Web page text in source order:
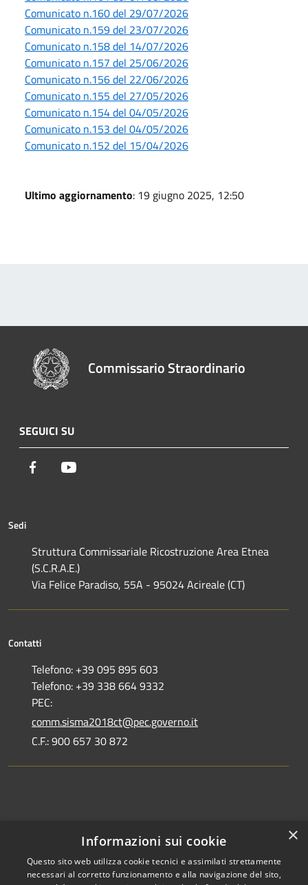
Comunicato n.160 del 29/07/2026
Comunicato n.159 del 23/07/2026
Comunicato n.158 del 14/07/2026
Comunicato n.157 del 25/06/2026
Comunicato n.156 del 22/06/2026
Comunicato n.155 del 27/05/2026
Comunicato n.154 del 04/05/2026
Comunicato n.153 del 04/05/2026
Comunicato n.152 del 15/04/2026
Ultimo aggiornamento: 19 giugno 2025, 12:50
Commissario Straordinario
SEGUICI SU
Facebook
Sedi
Struttura Commissariale Ricostruzione Area Etnea
(S.C.R.A.E.)
Via Felice Paradiso, 55A - 95024 Acireale (CT)
Contatti
Telefono: +39 095 895 603
Telefono: +39 338 664 9332
PEC:
comm.sisma2018ct@pec.governo.it
C.F.: 900 657 30 872
Dichiarazione di accessibilità
×
Informazioni sui cookie
Questo sito web utilizza cookie tecnici e assimilati strettamente
necessari al corretto funzionamento e alla navigazione del sito,